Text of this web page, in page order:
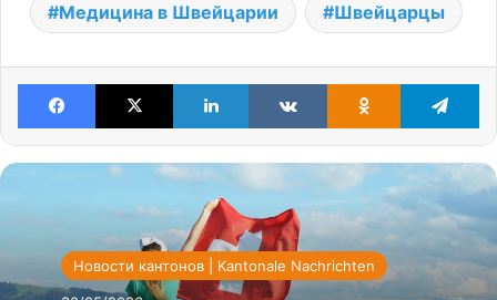
Медицина в Швейцарии Швейцарцы
Facebook X LinkedIn VKontakteOdnoklassniki
Новости кантонов | Kantonale Nachrichten